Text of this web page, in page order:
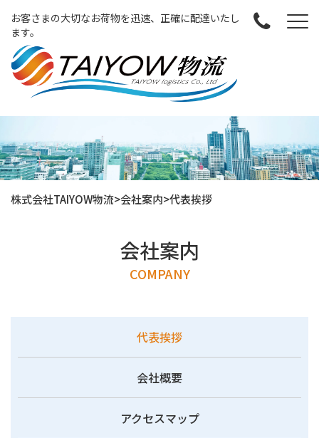
お客さまの大切なお荷物を迅速、正確に配達いたし
ます。
株式会社TAIYOW物流>会社案内>代表挨拶
会社案内
COMPANY
代表挨拶
会社概要
アクセスマップ